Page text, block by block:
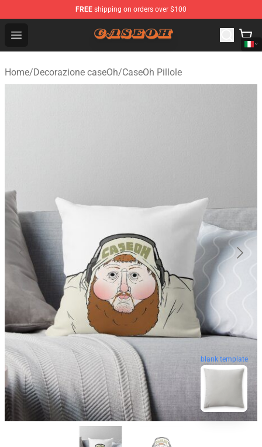
FREE shipping on orders over $100
Open menu
CaseOh Shop - Official CaseOh Merchandise Store
Home/Decorazione caseOh/CaseOh Pillole
blank template